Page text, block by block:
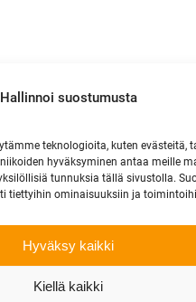
Hallinnoi suostumusta
teknologioita, kuten evästeitä,
hyväksyminen antaa meille
tunnuksia tällä sivustolla.
tiettyihin ominaisuuksiin ja
Hyväksy kaikki
Kiellä kaikki